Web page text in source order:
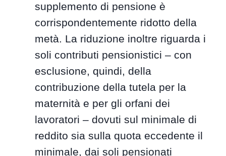
supplemento di pensione è
corrispondentemente ridotto della
metà. La riduzione inoltre riguarda i
soli contributi pensionistici – con
esclusione, quindi, della
contribuzione della tutela per la
maternità e per gli orfani dei
lavoratori – dovuti sul minimale di
reddito sia sulla quota eccedente il
minimale, dai soli pensionati